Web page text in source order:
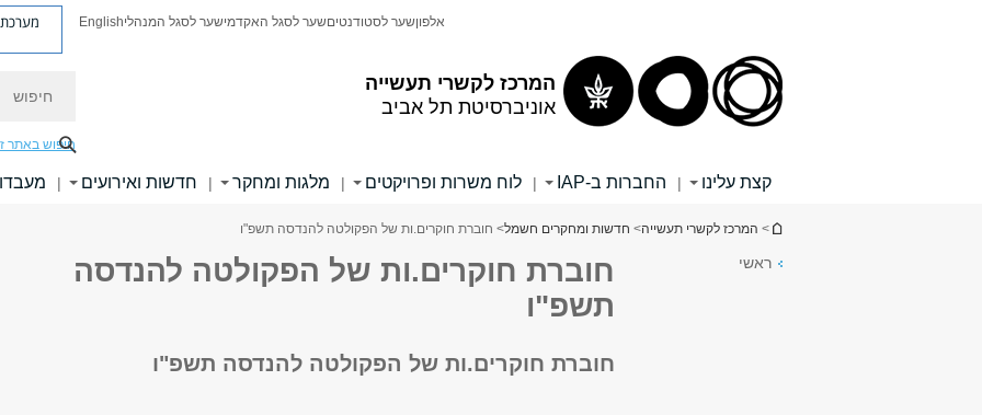
המרכז לקשרי תעשייה
אוניברסיטת תל אביב
אלפוןשער לסטודנטיםשער לסגל האקדמישער לסגל המנהליEnglish מערכת
חיפוש באתר
קצת עלינו | החברות ב-IAP | לוח משרות ופרויקטים | מלגות ומחקר | חדשות ואירועים |
הינך נמצא כאן
> המרכז לקשרי תעשייה> חדשות ומחקרים חשמל> חוברת חוקרים.ות של הפקולטה להנדסה תשפ"ו
ראשי
חוברת חוקרים.ות של הפקולטה להנדסה
תשפ"ו
חוברת חוקרים.ות של הפקולטה להנדסה תשפ"ו